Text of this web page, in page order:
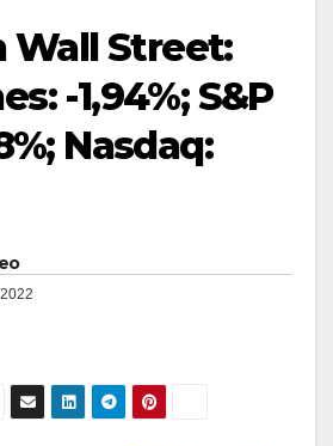
Wall Street:
-1,94%; S&P
Nasdaq: